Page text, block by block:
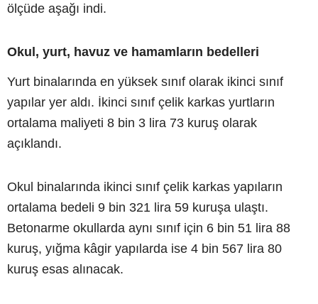
ölçüde aşağı indi.
Okul, yurt, havuz ve hamamların bedelleri
Yurt binalarında en yüksek sınıf olarak ikinci sınıf
yapılar yer aldı. İkinci sınıf çelik karkas yurtların
ortalama maliyeti 8 bin 3 lira 73 kuruş olarak
açıklandı.
Okul binalarında ikinci sınıf çelik karkas yapıların
ortalama bedeli 9 bin 321 lira 59 kuruşa ulaştı.
Betonarme okullarda aynı sınıf için 6 bin 51 lira 88
kuruş, yığma kâgir yapılarda ise 4 bin 567 lira 80
kuruş esas alınacak.